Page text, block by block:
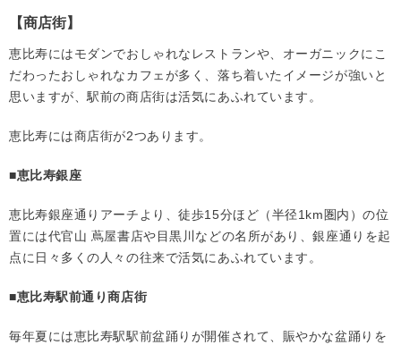
【商店街】
恵比寿にはモダンでおしゃれなレストランや、オーガニックにこ
だわったおしゃれなカフェが多く、落ち着いたイメージが強いと
思いますが、駅前の商店街は活気にあふれています。
恵比寿には商店街が2つあります。
■恵比寿銀座
恵比寿銀座通りアーチより、徒歩15分ほど（半径1km圏内）の位
置には代官山 蔦屋書店や目黒川などの名所があり、銀座通りを起
点に日々多くの人々の往来で活気にあふれています。
■恵比寿駅前通り商店街
毎年夏には恵比寿駅駅前盆踊りが開催されて、賑やかな盆踊りを